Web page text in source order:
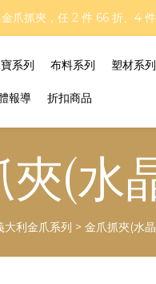
｜正價商品 8 折，滿三件享
爪抓夾，任 2 件 66 折、4 件
系列 布料系列 塑材系列
報導 折扣商品
(水
大利金爪系列 >金爪抓夾(水